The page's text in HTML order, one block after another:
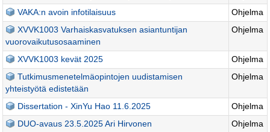
VAKA:n avoin infotilaisuus
Ohjelma
XVVK1003 Varhaiskasvatuksen asiantuntijan
vuorovaikutusosaaminen
Ohjelma
XVVK1003 kevät 2025
Ohjelma
Tutkimusmenetelmäopintojen uudistamisen
yhteistyötä edistetään
Ohjelma
Dissertation - XinYu Hao 11.6.2025
Ohjelma
DUO-avaus 23.5.2025 Ari Hirvonen
Ohjelma